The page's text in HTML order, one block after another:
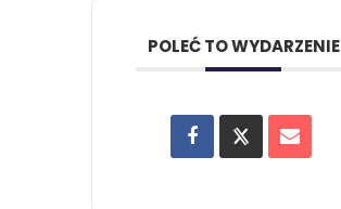
POLEĆ TO WYDARZENIE